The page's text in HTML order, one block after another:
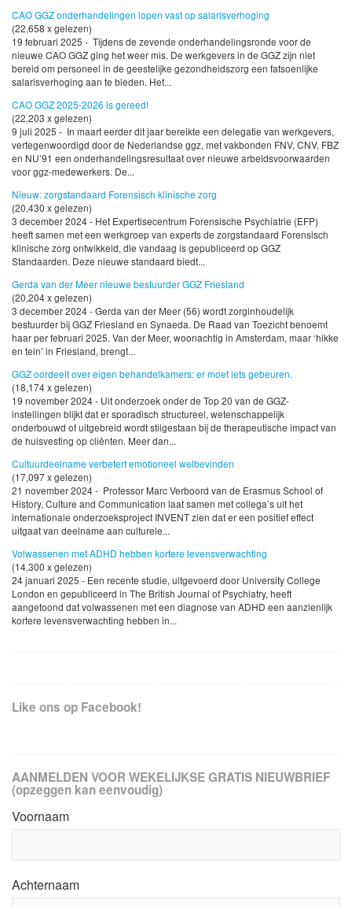
CAO GGZ onderhandelingen lopen vast op salarisverhoging
(22,658 x gelezen)
19 februari 2025 - Tijdens de zevende onderhandelingsronde voor de
nieuwe CAO GGZ ging het weer mis. De werkgevers in de GGZ zijn niet
bereid om personeel in de geestelijke gezondheidszorg een fatsoenlijke
salarisverhoging aan te bieden. Het...
CAO GGZ 2025-2026 is gereed!
(22,203 x gelezen)
9 juli 2025 - In maart eerder dit jaar bereikte een delegatie van werkgevers,
vertegenwoordigd door de Nederlandse ggz, met vakbonden FNV, CNV, FBZ
en NU’91 een onderhandelingsresultaat over nieuwe arbeidsvoorwaarden
voor ggz-medewerkers. De...
Nieuw: zorgstandaard Forensisch klinische zorg
(20,430 x gelezen)
3 december 2024 - Het Expertisecentrum Forensische Psychiatrie (EFP)
heeft samen met een werkgroep van experts de zorgstandaard Forensisch
klinische zorg ontwikkeld, die vandaag is gepubliceerd op GGZ
Standaarden. Deze nieuwe standaard biedt...
Gerda van der Meer nieuwe bestuurder GGZ Friesland
(20,204 x gelezen)
3 december 2024 - Gerda van der Meer (56) wordt zorginhoudelijk
bestuurder bij GGZ Friesland en Synaeda. De Raad van Toezicht benoemt
haar per februari 2025. Van der Meer, woonachtig in Amsterdam, maar ‘hikke
en tein’ in Friesland, brengt...
GGZ oordeelt over eigen behandelkamers: er moet iets gebeuren.
(18,174 x gelezen)
19 november 2024 - Uit onderzoek onder de Top 20 van de GGZ-
instellingen blijkt dat er sporadisch structureel, wetenschappelijk
onderbouwd of uitgebreid wordt stilgestaan bij de therapeutische impact van
de huisvesting op cliënten. Meer dan...
Cultuurdeelname verbetert emotioneel welbevinden
(17,097 x gelezen)
21 november 2024 - Professor Marc Verboord van de Erasmus School of
History, Culture and Communication laat samen met collega’s uit het
internationale onderzoeksproject INVENT zien dat er een positief effect
uitgaat van deelname aan culturele...
Volwassenen met ADHD hebben kortere levensverwachting
(14,300 x gelezen)
24 januari 2025 - Een recente studie, uitgevoerd door University College
London en gepubliceerd in The British Journal of Psychiatry, heeft
aangetoond dat volwassenen met een diagnose van ADHD een aanzienlijk
kortere levensverwachting hebben in...
Like ons op Facebook!
AANMELDEN VOOR WEKELIJKSE GRATIS NIEUWBRIEF
(opzeggen kan eenvoudig)
Voornaam
Achternaam